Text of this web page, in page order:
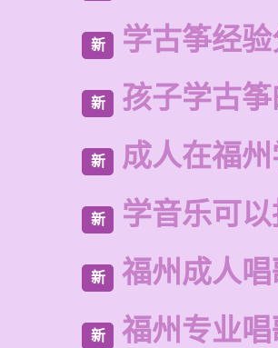
新 学古筝经
新 孩子学古
新 成人在福
新 学音乐可
新 福州成人
新 福州专业